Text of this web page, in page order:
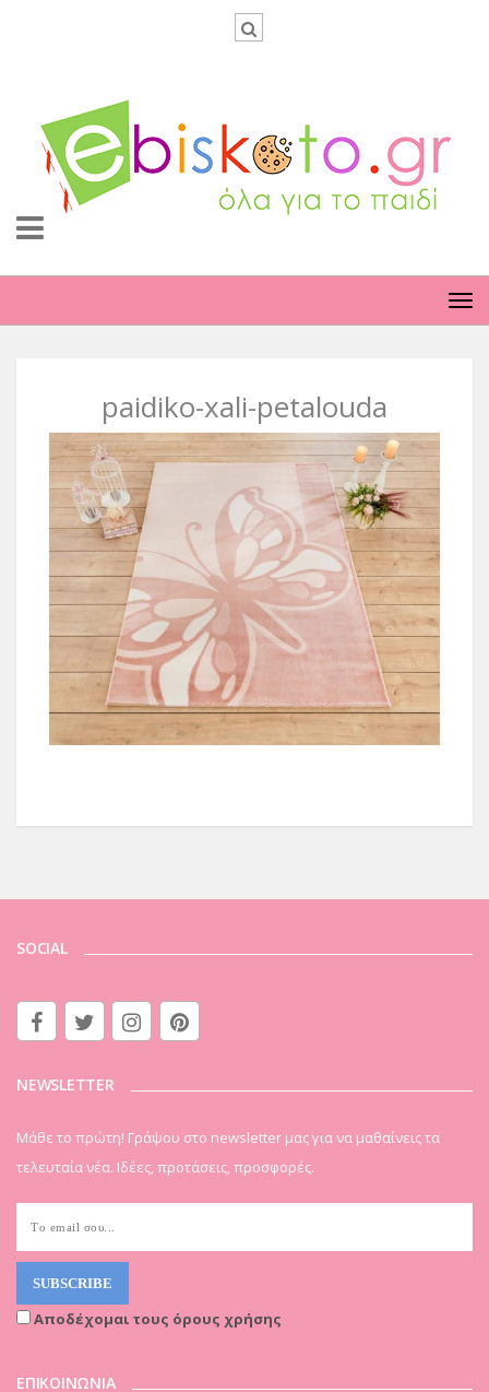
paidiko-xali-petalouda
SOCIAL
NEWSLETTER
Μάθε το πρώτη! Γράψου στο newsletter μας για να μαθαίνεις τα
τελευταία νέα. Ιδέες, προτάσεις, προσφορές.
Αποδέχομαι τους όρους χρήσης
ΕΠΙΚΟΙΝΩΝΙΑ